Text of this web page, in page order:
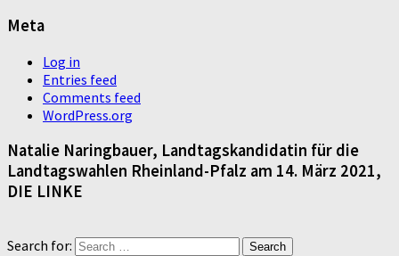
Meta
Log in
Entries feed
Comments feed
WordPress.org
Natalie Naringbauer, Landtagskandidatin für die
Landtagswahlen Rheinland-Pfalz am 14. März 2021,
DIE LINKE
Search for: